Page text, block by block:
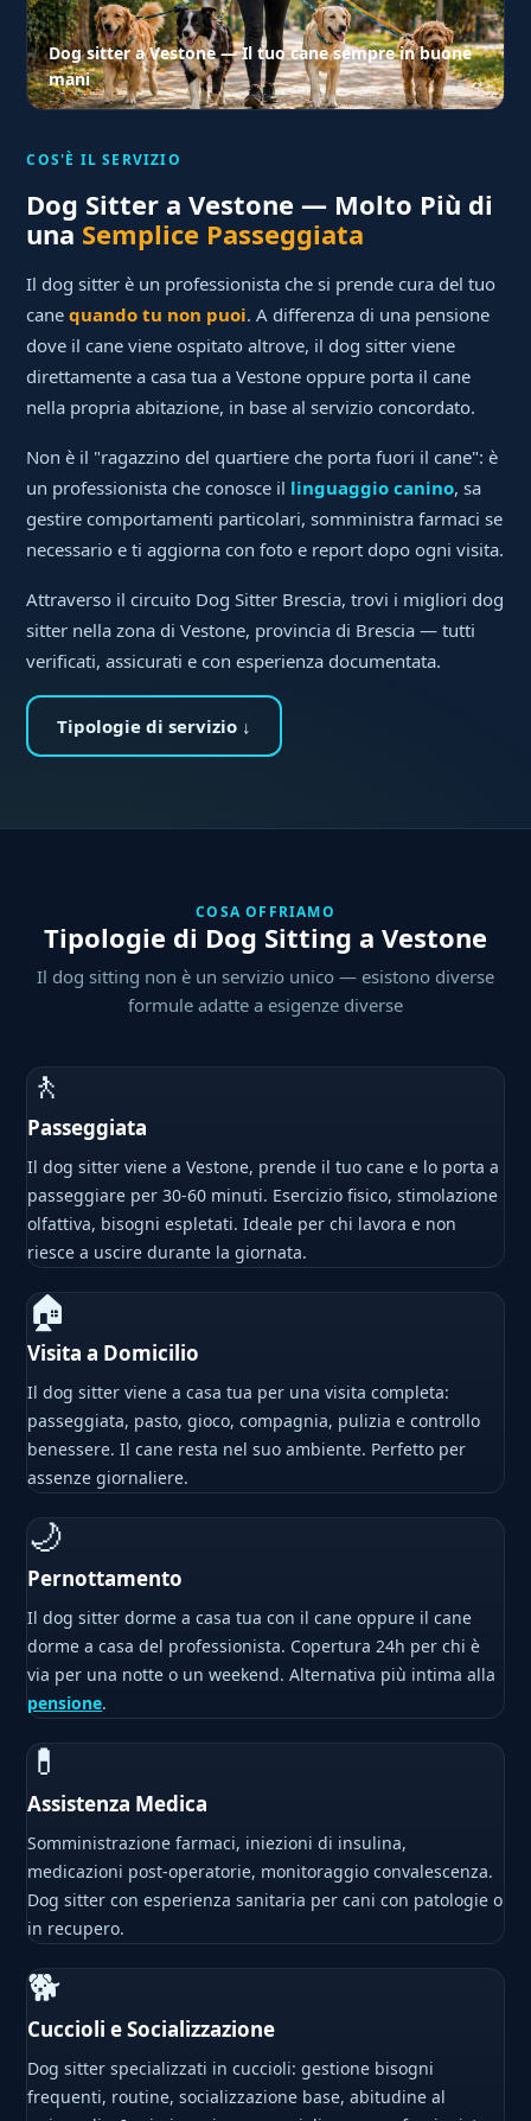
Dog sitter a Vestone — Il tuo cane sempre in buone
mani
COS'È IL SERVIZIO
Dog Sitter a Vestone — Molto Più di
una Semplice Passeggiata
Il dog sitter è un professionista che si prende cura del tuo
canequando tu non puoi. A differenza di una pensione
dove il cane viene ospitato altrove, il dog sitter viene
direttamente a casa tua a Vestone oppure porta il cane
nella propria abitazione, in base al servizio concordato.
Non è il "ragazzino del quartiere che porta fuori il cane": è
un professionista che conosce il linguaggio canino, sa
gestire comportamenti particolari, somministra farmaci se
necessario e ti aggiorna con foto e report dopo ogni visita.
Attraverso il circuito Dog Sitter Brescia, trovi i migliori dog
sitter nella zona di Vestone, provincia di Brescia — tutti
verificati, assicurati e con esperienza documentata.
Tipologie di servizio ↓
COSA OFFRIAMO
Tipologie di Dog Sitting a Vestone
Il dog sitting non è un servizio unico — esistono diverse
formule adatte a esigenze diverse
🚶
Passeggiata
Il dog sitter viene a Vestone, prende il tuo cane e lo porta a
passeggiare per 30-60 minuti. Esercizio fisico, stimolazione
olfattiva, bisogni espletati. Ideale per chi lavora e non
riesce a uscire durante la giornata.
🏠
Visita a Domicilio
Il dog sitter viene a casa tua per una visita completa:
passeggiata, pasto, gioco, compagnia, pulizia e controllo
benessere. Il cane resta nel suo ambiente. Perfetto per
assenze giornaliere.
🌙
Pernottamento
Il dog sitter dorme a casa tua con il cane oppure il cane
dorme a casa del professionista. Copertura 24h per chi è
via per una notte o un weekend. Alternativa più intima alla
pensione.
💊
Assistenza Medica
Somministrazione farmaci, iniezioni di insulina,
medicazioni post-operatorie, monitoraggio convalescenza.
Dog sitter con esperienza sanitaria per cani con patologie o
in recupero.
🐕
Cuccioli e Socializzazione
Dog sitter specializzati in cuccioli: gestione bisogni
frequenti, routine, socializzazione base, abitudine al